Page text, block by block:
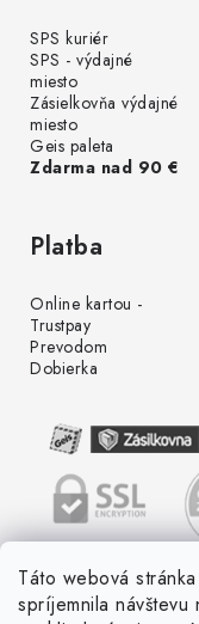
Táto webová
spríjemnila
SPS kuriér
SPS - výdajné
miesto
Zásielkovňa výdajné
miesto
Geis paleta
Zdarma nad 90 €
Platba
Online kartou -
Trustpay
Prevodom
Dobierka